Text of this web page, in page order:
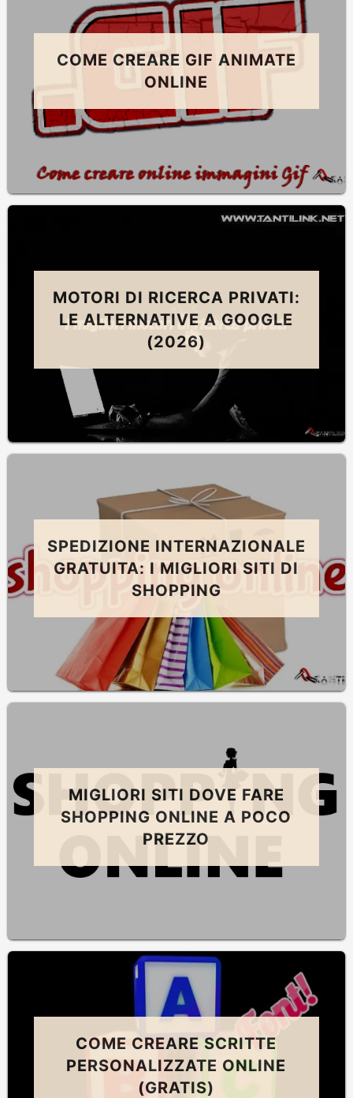
COME CREARE GIF ANIMATE
ONLINE
MOTORI DI RICERCA PRIVATI:
LE ALTERNATIVE A GOOGLE
(2026)
SPEDIZIONE INTERNAZIONALE
GRATUITA: I MIGLIORI SITI DI
SHOPPING
MIGLIORI SITI DOVE FARE
SHOPPING ONLINE A POCO
PREZZO
COME CREARE SCRITTE
PERSONALIZZATE ONLINE
(GRATIS)